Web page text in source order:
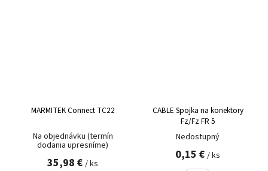
MARMITEK Connect TC22
Na objednávku (termín
dodania upresníme)
35,98 € / ks
CABLE Spojka na konektory
Fz/Fz FR 5
Nedostupný
0,15 € / ks